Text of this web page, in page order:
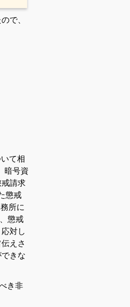
で、
て相
暗号資
請求
懲戒
所に
懲戒
対し
えさ
きな
き非